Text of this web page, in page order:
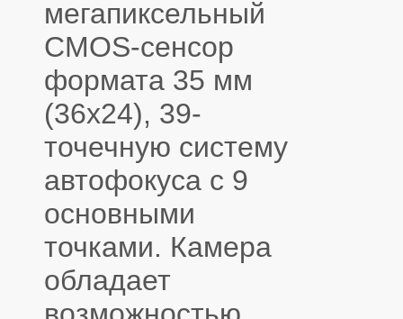
мегапиксельный
CMOS-сенсор
формата 35 мм
(36х24), 39-
точечную систему
автофокуса с 9
основными
точками. Камера
обладает